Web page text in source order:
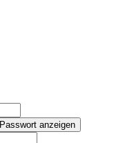
Passwort anzeigen